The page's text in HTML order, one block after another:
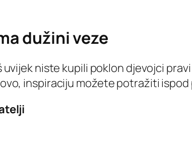
dužini veze
uvijek niste kupili poklon djevojci
inspiraciju možete potražiti ispod